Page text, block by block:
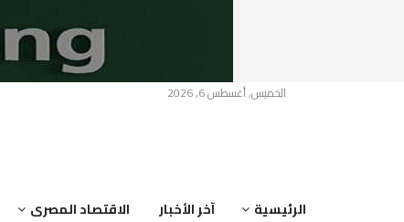
الخميس, أغسطس 6, 2026
الرئيسية آخر الأخبار الاقتصاد المصرى